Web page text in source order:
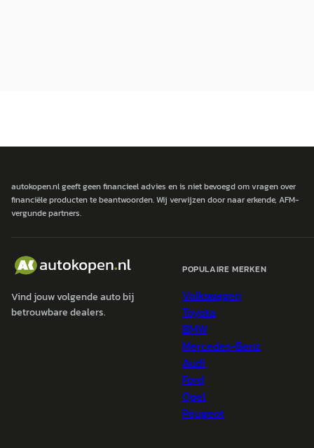
autokopen.nl geeft geen financieel advies en is niet bevoegd om vragen over
financiële producten te beantwoorden. Wij verwijzen door naar erkende, AFM-
vergunde partners.
Vind jouw volgende auto bij
betrouwbare dealers.
POPULAIRE MERKEN
Volkswagen
Toyota
BMW
Mercedes-Benz
Audi
Ford
Opel
Peugeot